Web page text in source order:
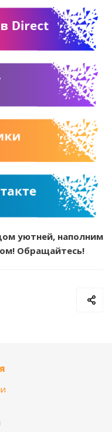
уютней, наполним
Обращайтесь!